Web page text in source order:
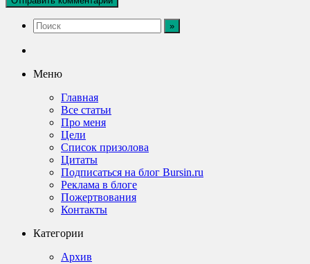
Меню
Главная
Все статьи
Про меня
Цели
Список призолова
Цитаты
Подписаться на блог Bursin.ru
Реклама в блоге
Пожертвования
Контакты
Категории
Архив